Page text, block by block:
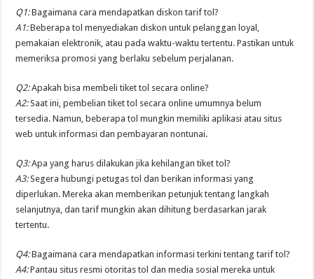
Q1:Bagaimana cara mendapatkan diskon tarif tol?
A1:Beberapa tol menyediakan diskon untuk pelanggan loyal,
pemakaian elektronik, atau pada waktu-waktu tertentu. Pastikan untuk
memeriksa promosi yang berlaku sebelum perjalanan.
Q2:Apakah bisa membeli tiket tol secara online?
A2:Saat ini, pembelian tiket tol secara online umumnya belum
tersedia. Namun, beberapa tol mungkin memiliki aplikasi atau situs
web untuk informasi dan pembayaran nontunai.
Q3:Apa yang harus dilakukan jika kehilangan tiket tol?
A3:Segera hubungi petugas tol dan berikan informasi yang
diperlukan. Mereka akan memberikan petunjuk tentang langkah
selanjutnya, dan tarif mungkin akan dihitung berdasarkan jarak
tertentu.
Q4:Bagaimana cara mendapatkan informasi terkini tentang tarif tol?
A4:Pantau situs resmi otoritas tol dan media sosial mereka untuk